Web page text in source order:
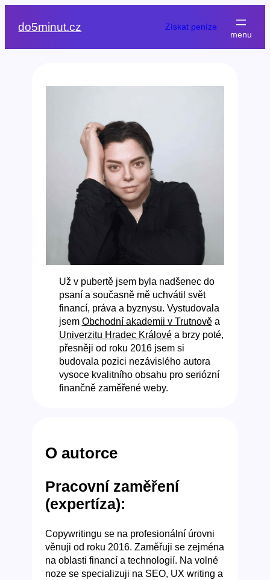
do5minut.cz Získat peníze
Už v pubertě jsem byla nadšenec do
psaní a současně mě uchvátil svět
financí, práva a byznysu. Vystudovala
jsem Obchodní akademii v Trutnověa
Univerzitu Hradec Královéa brzy poté,
přesněji od roku 2016 jsem si
budovala pozici nezávislého autora
vysoce kvalitního obsahu pro seriózní
finančně zaměřené weby.
O autorce
Pracovní zaměření
(expertíza):
Copywritingu se na profesionální úrovni
věnuji od roku 2016. Zaměřuji se zejména
na oblasti financí a technologií. Na volné
noze se specializuji na SEO, UX writing a